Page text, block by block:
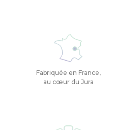
Fabriquée en France,
au cœur du Jura